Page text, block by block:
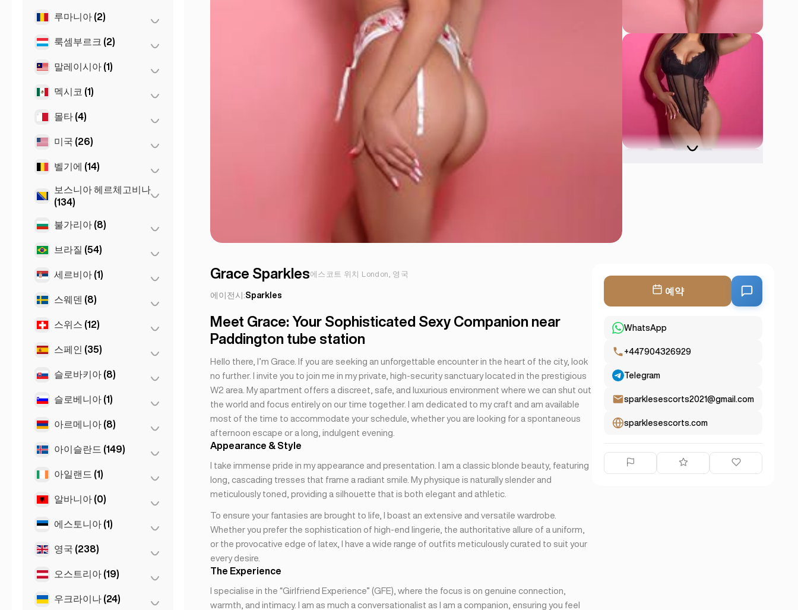
베를린
Dortmund
(4)
Koln
Leipzig
모스크바 (12)
상트페테르부르크
St Petersburg
루마니아 (2)
부쿠레슈티 (2)
룩셈부르크 (2)
룩셈부르크 (2)
말레이시아 (1)
쿠알라룸푸르 (1)
멕시코 (1)
멕시코시티 (1)
몰타 (4)
슬리마 (1)
Birkirkara
Saint Julian (2)
미국 (26)
뉴욕 (6)
로스앤젤레스 (6)
시카고 (4)
벨기에 (14)
겐트 (2)
Leuven (2)
보스니아 헤르체고비나
(134)
사라예보 (134)
불가리아 (8)
바르나 (2)
부르가스
소피아
브라질 (54)
상파울루 (54)
세르비아 (1)
Belgrad (1)
스웨덴 (8)
스톡홀름 (8)
스위스 (12)
로잔 (3)
바젤
베른
스페인 (35)
마드리드 (10)
마르베야
말라가
Mallorca
(1)
Sevilla
슬로바키아 (8)
브라티슬라바 (8)
슬로베니아 (1)
류블랴나 (1)
아르메니아 (8)
예레반 (8)
아이슬란드 (149)
레이캬비크 (149)
아일랜드 (1)
더블린 (1)
알바니아 (0)
티라나 (0)
에스토니아 (1)
탈린 (1)
영국 (238)
런던 (229)
리버풀
오스트리아 (19)
그라츠 (3)
우크라이나 (24)
Grace Sparkles에스코트 위치 London, 영국
에이전시:Sparkles
Meet Grace: Your Sophisticated Sexy Companion near
Paddington tube station
Hello there, I’m Grace. If you are seeking an unforgettable encounter in the heart of the city, look
no further. I invite you to join me in my private, high-security sanctuary located in the prestigious
W2 area. My apartment offers a discreet, safe, and luxurious environment where we can shut out
the world and focus entirely on our time together. I am dedicated to my craft and am available
most of the time to accommodate your schedule, whether you are looking for a spontaneous
afternoon escape or a long, indulgent evening.
Appearance & Style
I take immense pride in my appearance and presentation. I am a classic blonde beauty, featuring
long, cascading tresses that frame a radiant smile. My physique is naturally slender and
meticulously toned, providing a silhouette that is both elegant and athletic.
To ensure your fantasies are brought to life, I boast an extensive and versatile wardrobe.
Whether you prefer the sophistication of high-end lingerie, the authoritative allure of a uniform,
or the provocative edge of latex, I have a wide range of outfits meticulously curated to suit your
every desire.
The Experience
I specialise in the “Girlfriend Experience” (GFE), where the focus is on genuine connection,
warmth, and intimacy. I am as much a conversationalist as I am a companion, ensuring you feel
예약
WhatsApp
+447904326929
Telegram
sparklesescorts2021@gmail.com
sparklesescorts.com